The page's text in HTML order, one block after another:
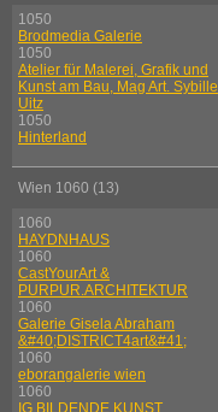
1050
Brodmedia Galerie
1050
Atelier für Malerei, Grafik und
Kunst am Bau, Mag Art. Sybille
Uitz
1050
Hinterland
Wien 1060 (13)
1060
HAYDNHAUS
1060
CastYourArt &
PURPUR.ARCHITEKTUR
1060
Galerie Gisela Abraham
&#40;DISTRICT4art&#41;
1060
eborangalerie wien
1060
IG BILDENDE KUNST